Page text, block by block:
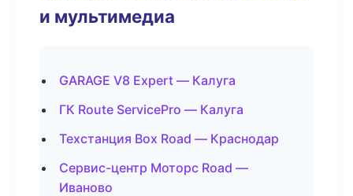
и мультимедиа
GARAGE V8 Expert — Калуга
ГК Route ServicePro — Калуга
Техстанция Box Road — Краснодар
Сервис-центр Моторс Road —
Иваново